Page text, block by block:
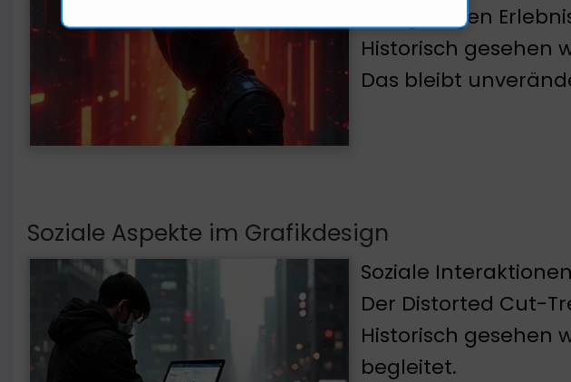
einzigartigen
Historisch gesehen
Das bleibt
Soziale Aspekte im Grafikdesign
Soziale
Der Distorted Cut-
Historisch gesehen
begleitet.